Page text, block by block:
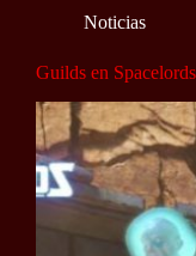
Noticias
Guilds en